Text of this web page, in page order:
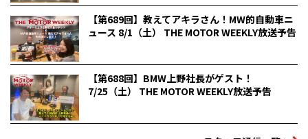
【第689回】教えてアキラさん！MW的自動車ニ
ュース 8/1（土） THE MOTOR WEEKLY放送予告
【第688回】BMW上野社長がゲスト！
7/25（土） THE MOTOR WEEKLY放送予告